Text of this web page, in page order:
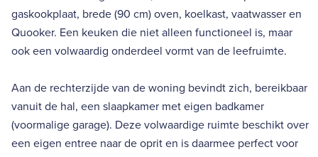
gaskookplaat, brede (90 cm) oven, koelkast, vaatwasser en
Quooker. Een keuken die niet alleen functioneel is, maar
ook een volwaardig onderdeel vormt van de leefruimte.
Aan de rechterzijde van de woning bevindt zich, bereikbaar
vanuit de hal, een slaapkamer met eigen badkamer
(voormalige garage). Deze volwaardige ruimte beschikt over
een eigen entree naar de oprit en is daarmee perfect voor